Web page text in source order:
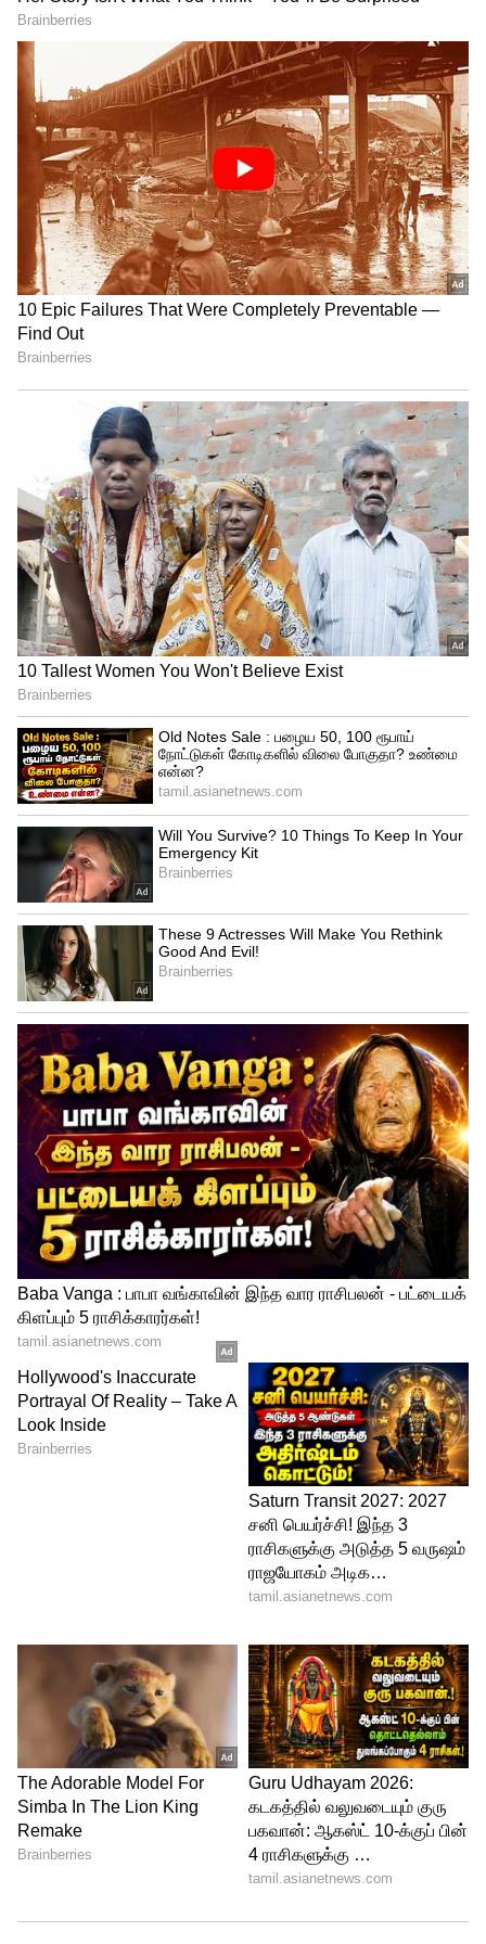
156 ரன்கள் என்ற இலக்கை விரட்டிய சிட்னி
சிக்ஸர்ஸ் அணி வீரர்கள் தொடக்கம் முதலே
மளமளவென விக்கெட்டுகளை இழந்தனர்.
ஜோர்டான் சில்க்(40) மற்றும் ஹைடன்
கெர்(41) ஆகிய இருவர் மட்டுமே
பொறுப்புடன் பேட்டிங் ஆடினர். மற்ற
அனைவருமே ஒற்றை இலக்கத்தில்
ஆட்டமிழந்ததால் அந்த அணி 20 ஓவரில் 117
ரன்கள் மட்டுமே அடித்தது.
ஜாகிர் ஹசன் சதம்; 2வது இன்னிங்ஸில்
அக்ஸர் படேல் சிறப்பான பவுலிங்! முதல்
டெஸ்ட்டில் வெற்றியை நெருங்கிய
இந்தியா
பெர்த் ஸ்கார்ச்சர்ஸ் அணி பவுலர் ஜெய்
ரிச்சர்ட்ஸன் 4 ஓவர்கள் பந்துவீசி 9 ரன்
மட்டுமே விட்டுக்கொடுத்து 4
விக்கெட்டுகளை வீழ்த்தி பெர்த் அணியின்
வெற்றிக்கு உதவினார். சிட்னி சிக்ஸர்ஸை
38 ரன்கள் வித்தியாசத்தில் வீழ்த்தி பெர்த்
ஸ்கார்ச்சர்ஸ் அணி அபார வெற்றி பெற்றது.